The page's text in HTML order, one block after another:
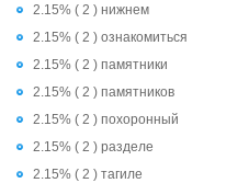
2.15% ( 2 ) нижнем
2.15% ( 2 ) ознакомиться
2.15% ( 2 ) памятники
2.15% ( 2 ) памятников
2.15% ( 2 ) похоронный
2.15% ( 2 ) разделе
2.15% ( 2 ) тагиле